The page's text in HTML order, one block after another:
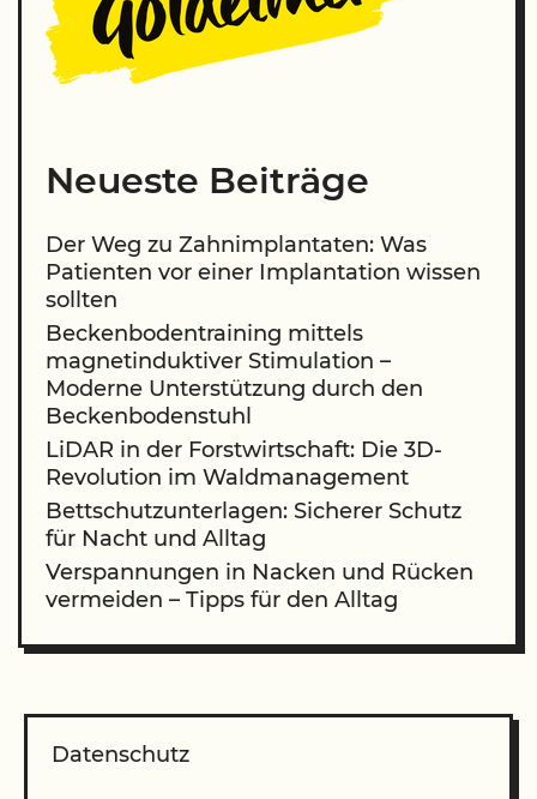
Neueste Beiträge
Der Weg zu Zahnimplantaten: Was
Patienten vor einer Implantation wissen
sollten
Beckenbodentraining mittels
magnetinduktiver Stimulation –
Moderne Unterstützung durch den
Beckenbodenstuhl
LiDAR in der Forstwirtschaft: Die 3D-
Revolution im Waldmanagement
Bettschutzunterlagen: Sicherer Schutz
für Nacht und Alltag
Verspannungen in Nacken und Rücken
vermeiden – Tipps für den Alltag
Datenschutz